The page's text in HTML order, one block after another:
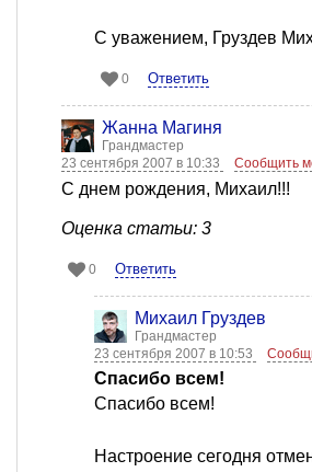
С уважением, Груздев
0 Ответить
Жанна Магиня
Грандмастер
23 сентября 2007 в 10:33
Сообщить
С днем рождения, Михаил!!!
Оценка статьи: 3
0 Ответить
Михаил Груздев
Грандмастер
23 сентября 2007 в 10:53
Спасибо всем!
Спасибо всем!
Настроение сегодня